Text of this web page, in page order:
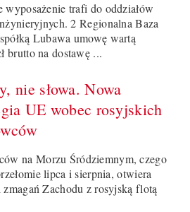
wyposażenie trafi do oddziałów
2 Regionalna Baza
Lubawa umowę wartą
brutto na dostawę ...
nie słowa. Nowa
UE wobec rosyjskich
na Morzu Śródziemnym, czego
lipca i sierpnia, otwiera
Zachodu z rosyjską flotą